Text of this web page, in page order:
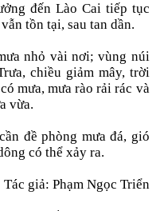
đến Lào Cai tiếp tục
tồn tại, sau tan dần.
nhỏ vài nơi; vùng núi
chiều giảm mây, trời
mưa, mưa rào rải rác và
vừa.
đề phòng mưa đá, gió
có thể xảy ra.
Tác giả: Phạm Ngọc Triển